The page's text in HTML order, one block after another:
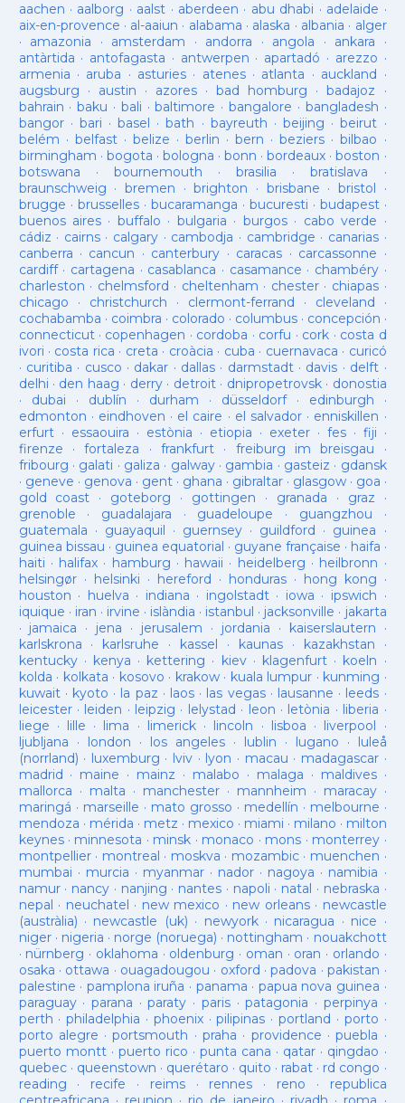
aachen · aalborg · aalst · aberdeen · abu dhabi · adelaide ·
aix-en-provence · al-aaiun · alabama · alaska · albania · alger
· amazonia · amsterdam · andorra · angola · ankara ·
antàrtida · antofagasta · antwerpen · apartadó · arezzo ·
armenia · aruba · asturies· atenes· atlanta · auckland ·
augsburg · austin · azores·bad homburg ·badajoz ·
bahrain ·baku · bali ·baltimore ·bangalore · bangladesh ·
bangor· bari ·basel ·bath · bayreuth ·beijing ·beirut ·
belém · belfast· belize · berlin ·bern ·beziers ·bilbao ·
birmingham · bogota · bologna ·bonn ·bordeaux ·boston ·
botswana · bournemouth ·brasilia ·bratislava ·
braunschweig · bremen ·brighton · brisbane · bristol ·
brugge · brusselles· bucaramanga · bucuresti · budapest·
buenos aires· buffalo · bulgaria · burgos· cabo verde ·
cádiz · cairns· calgary · cambodja · cambridge · canarias·
canberra · cancun · canterbury · caracas · carcassonne ·
cardiff· cartagena · casablanca · casamance · chambéry·
charleston · chelmsford · cheltenham · chester· chiapas ·
chicago · christchurch · clermont-ferrand · cleveland ·
cochabamba · coimbra · colorado · columbus· concepción ·
connecticut· copenhagen · cordoba · corfu · cork · costa d
ivori · costa rica · creta · croàcia · cuba · cuernavaca · curicó
· curitiba · cusco · dakar · dallas · darmstadt· davis · delft ·
delhi · den haag · derry· detroit· dnipropetrovsk· donostia
· dubai · dublín · durham · düsseldorf· edinburgh ·
edmonton · eindhoven · el caire · el salvador · enniskillen ·
erfurt· essaouira · estònia · etiopia · exeter· fes· fiji ·
firenze ·fortaleza · frankfurt· freiburg im breisgau ·
fribourg · galati · galiza · galway· gambia · gasteiz · gdansk
· geneve · genova · gent· ghana · gibraltar· glasgow· goa ·
gold coast · goteborg · gottingen · granada · graz ·
grenoble · guadalajara · guadeloupe · guangzhou ·
guatemala · guayaquil · guernsey· guildford · guinea ·
guinea bissau · guinea equatorial · guyane française · haifa ·
haiti · halifax · hamburg · hawaii · heidelberg · heilbronn ·
helsingør· helsinki · hereford · honduras· hong kong ·
houston · huelva · indiana · ingolstadt· iowa · ipswich ·
iquique · iran · irvine · islàndia · istanbul · jacksonville · jakarta
· jamaica · jena · jerusalem · jordania · kaiserslautern ·
karlskrona · karlsruhe · kassel · kaunas· kazakhstan ·
kentucky· kenya · kettering · kiev· klagenfurt · koeln ·
kolda · kolkata · kosovo · krakow· kuala lumpur · kunming ·
kuwait· kyoto · la paz · laos· las vegas· lausanne · leeds ·
leicester· leiden · leipzig · lelystad · leon · letònia · liberia ·
liege · lille · lima · limerick· lincoln · lisboa · liverpool ·
ljubljana · london · los angeles· lublin · lugano · luleå
(norrland) · luxemburg · lviv · lyon · macau · madagascar·
madrid · maine · mainz · malabo · malaga · maldives·
mallorca · malta · manchester· mannheim · maracay·
maringá · marseille · mato grosso · medellín · melbourne ·
mendoza · mérida · metz · mexico · miami · milano · milton
keynes· minnesota · minsk · monaco · mons · monterrey ·
montpellier· montreal · moskva · mozambic· muenchen ·
mumbai · murcia · myanmar· nador · nagoya · namibia ·
namur· nancy · nanjing · nantes · napoli · natal · nebraska ·
nepal · neuchatel · new mexico · new orleans· newcastle
(austràlia) · newcastle (uk) · newyork· nicaragua · nice ·
niger· nigeria · norge (noruega) · nottingham · nouakchott
· nürnberg · oklahoma · oldenburg · oman · oran · orlando ·
osaka · ottawa · ouagadougou · oxford ·padova ·pakistan ·
palestine · pamplona iruña · panama · papua nova guinea ·
paraguay· parana ·paraty · paris·patagonia · perpinya ·
perth ·philadelphia · phoenix·pilipinas ·portland · porto ·
porto alegre ·portsmouth ·praha · providence ·puebla ·
puerto montt· puerto rico ·punta cana · qatar · qingdao ·
quebec· queenstown · querétaro · quito · rabat · rd congo ·
reading · recife · reims· rennes · reno · republica